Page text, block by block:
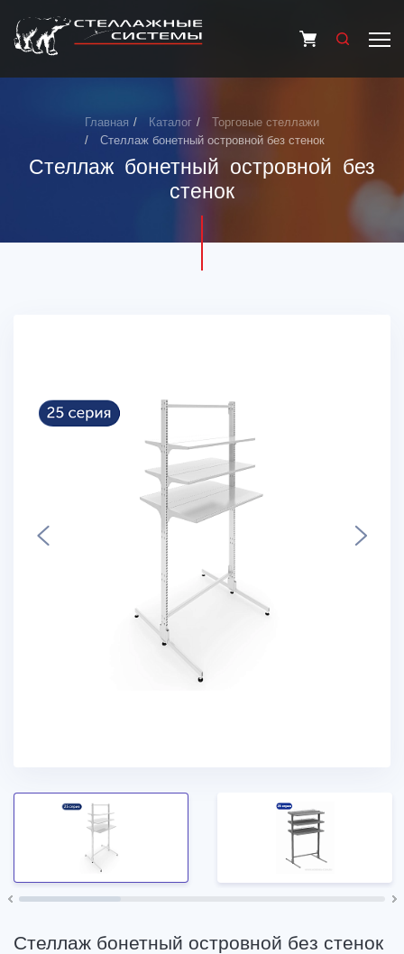
Главная Каталог
Торговые стеллажи
Стеллаж бонетный островной без стенок
Стеллаж бонетный островной без
стенок
Стеллаж бонетный островной без стенок